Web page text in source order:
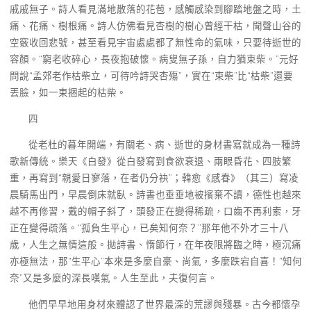
戚戚無子。詩人看見滿地散落的花苞，感觸感染到腳踏地盤之時，土
痛、花痛、樹根痛。詩人仿佛看見杏樹的樹心曾經干枯，聞聲山谷的
空竅收回悲號，甚至看見宇宙處處都了無性命的氣味，只要待逝世的
容顏。“窮老收碎心，長夜抱破懷。病叟無子孫，自力猶束柴。”元好
問說“孟郊老作枯柴立，可待吟詩哭杏殤”，實在“束柴”比“枯柴”還要
丟臉，如一束捆起的枯柴。
四
從老杜的暮年開端，有關老、病、逝世的身材書寫就成為一種詩
歌新傳統。樂天《白發》從白發寫到食欲衰退、兩眼昏花、四肢繁
重，再寫到“親愛日寥落，在者仍分袂”；韓愈《感春》（其三）寫凌
晨騎馬出門，早晨倒床就臥。詩書也垂垂地被擯棄不讀，德性也越來
越不再修習，戴的帽子斜了，頭發正在變得稀疏，口齒不再利索，牙
正在變得疏落。“孤負生平心，已矣知何奈？”那年他不外才三十八
歲，人生之無情這般。拋詩書、惰節行，在年夜限將臨之時，極沉痛
亦極無法，那“生平心”本來是多麼自豪、尚氣，多麼跌宕自喜！“知何
奈”又是多麼的深長嘆氣。人生至此，夫復何言。
他們早早地用身材來體認了世界最深的荒謬與殘暴。古今都懷孕